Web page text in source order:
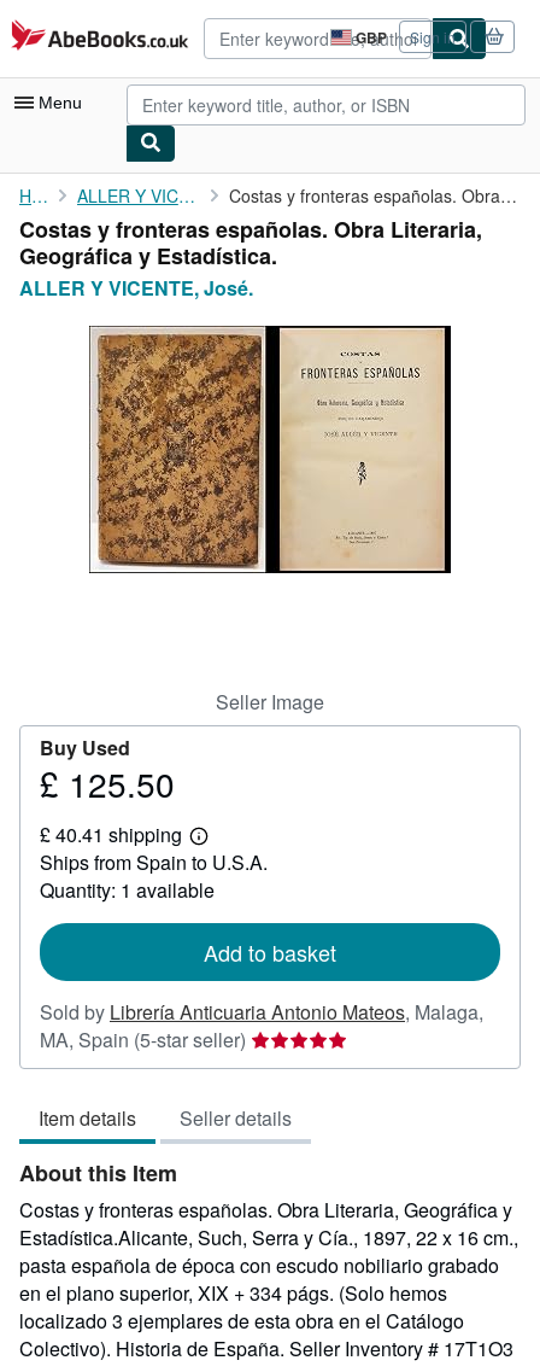
Skip to main content
AbeBooks.co.uk GBP
Site
shopping
preferences
Sign in
Menu
My Account
My Purchases
Advanced Search
Browse Collections
Rare Books
Art & Collectables
Textbooks
Start Selling
Home ALLER Y VICENTE, José. Costas y fronteras españolas. Obra Literaria, Geográfica y ...
Costas y fronteras españolas. Obra Literaria,
Geográfica y Estadística.
ALLER Y VICENTE, José.
Seller Image
Buy Used
Price
125.50
£ 125.50
£ 40.41 shipping
Learn
more
about
shipping
Ships from Spain to U.S.A.
Quantity: 1 available
Add to basket
Sold by Librería Anticuaria Antonio Mateos, Malaga,
MA, Spain (5-star seller) Seller
rating
out
of
stars
Item details Seller details
About this Item
Costas y fronteras españolas. Obra Literaria, Geográfica y
Estadística.Alicante, Such, Serra y Cía., 1897, 22 x 16 cm.,
pasta española de época con escudo nobiliario grabado
en el plano superior, XIX + 334 págs. (Solo hemos
localizado 3 ejemplares de esta obra en el Catálogo
Colectivo). Historia de España. Seller Inventory # 17T1O3